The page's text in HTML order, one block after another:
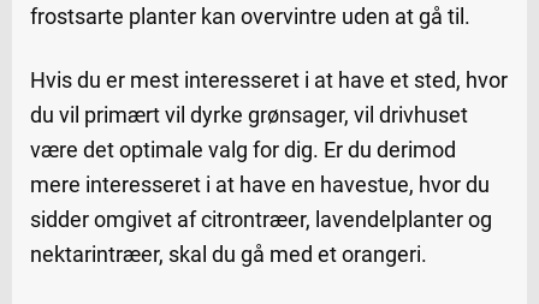
frostsarte planter kan overvintre uden at gå til.
Hvis du er mest interesseret i at have et sted, hvor
du vil primært vil dyrke grønsager, vil drivhuset
være det optimale valg for dig. Er du derimod
mere interesseret i at have en havestue, hvor du
sidder omgivet af citrontræer, lavendelplanter og
nektarintræer, skal du gå med et orangeri.